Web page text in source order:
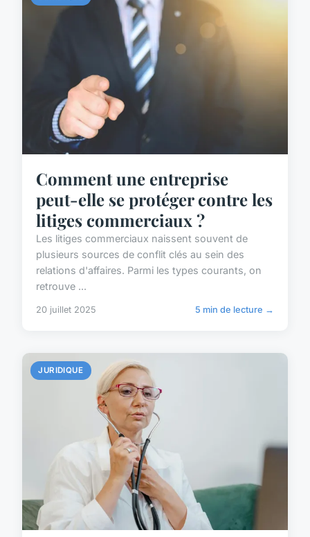
Comment une entreprise
peut-elle se protéger contre les
litiges commerciaux ?
Les litiges commerciaux naissent souvent de
plusieurs sources de conflit clés au sein des
relations d'affaires. Parmi les types courants, on
retrouve ...
20 juillet 2025 5 min de lecture →
JURIDIQUE